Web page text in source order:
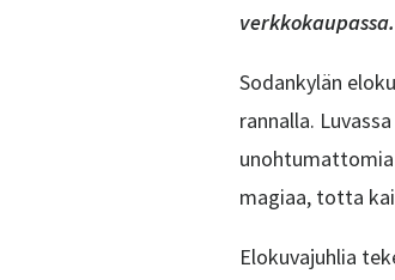
verkkokaupassa.
Sodankylän
rannalla.
magiaa, totta
Elokuvajuhlia